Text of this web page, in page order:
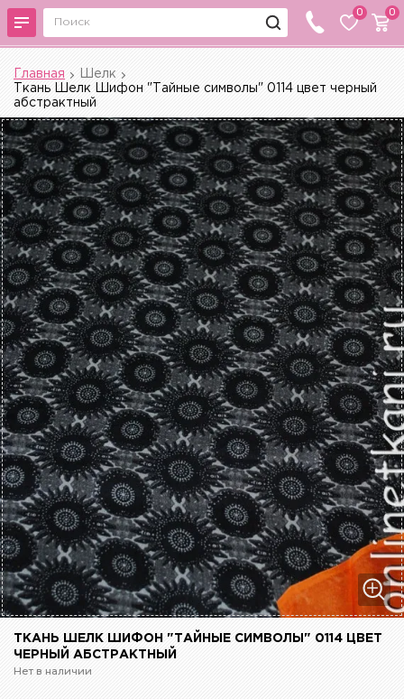
0 0
Главная
Шелк
Ткань Шелк Шифон "Тайные символы" 0114 цвет черный
абстрактный
ТКАНЬ ШЕЛК ШИФОН "ТАЙНЫЕ СИМВОЛЫ" 0114 ЦВЕТ
ЧЕРНЫЙ АБСТРАКТНЫЙ
Нет в наличии